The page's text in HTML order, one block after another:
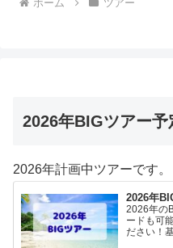
ホーム ツアー
2026年BIGツアー予
2026年計画中ツアーです。
2026年
2026年の
ードも可
ださい！